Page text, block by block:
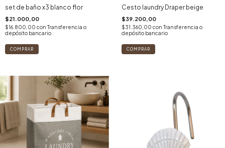
set de baño x3 blanco flor
$21.000,00
$16.800,00 con Transferencia o
depósito bancario
Cesto laundry Draper beige
$39.200,00
$31.360,00 con Transferencia o
depósito bancario